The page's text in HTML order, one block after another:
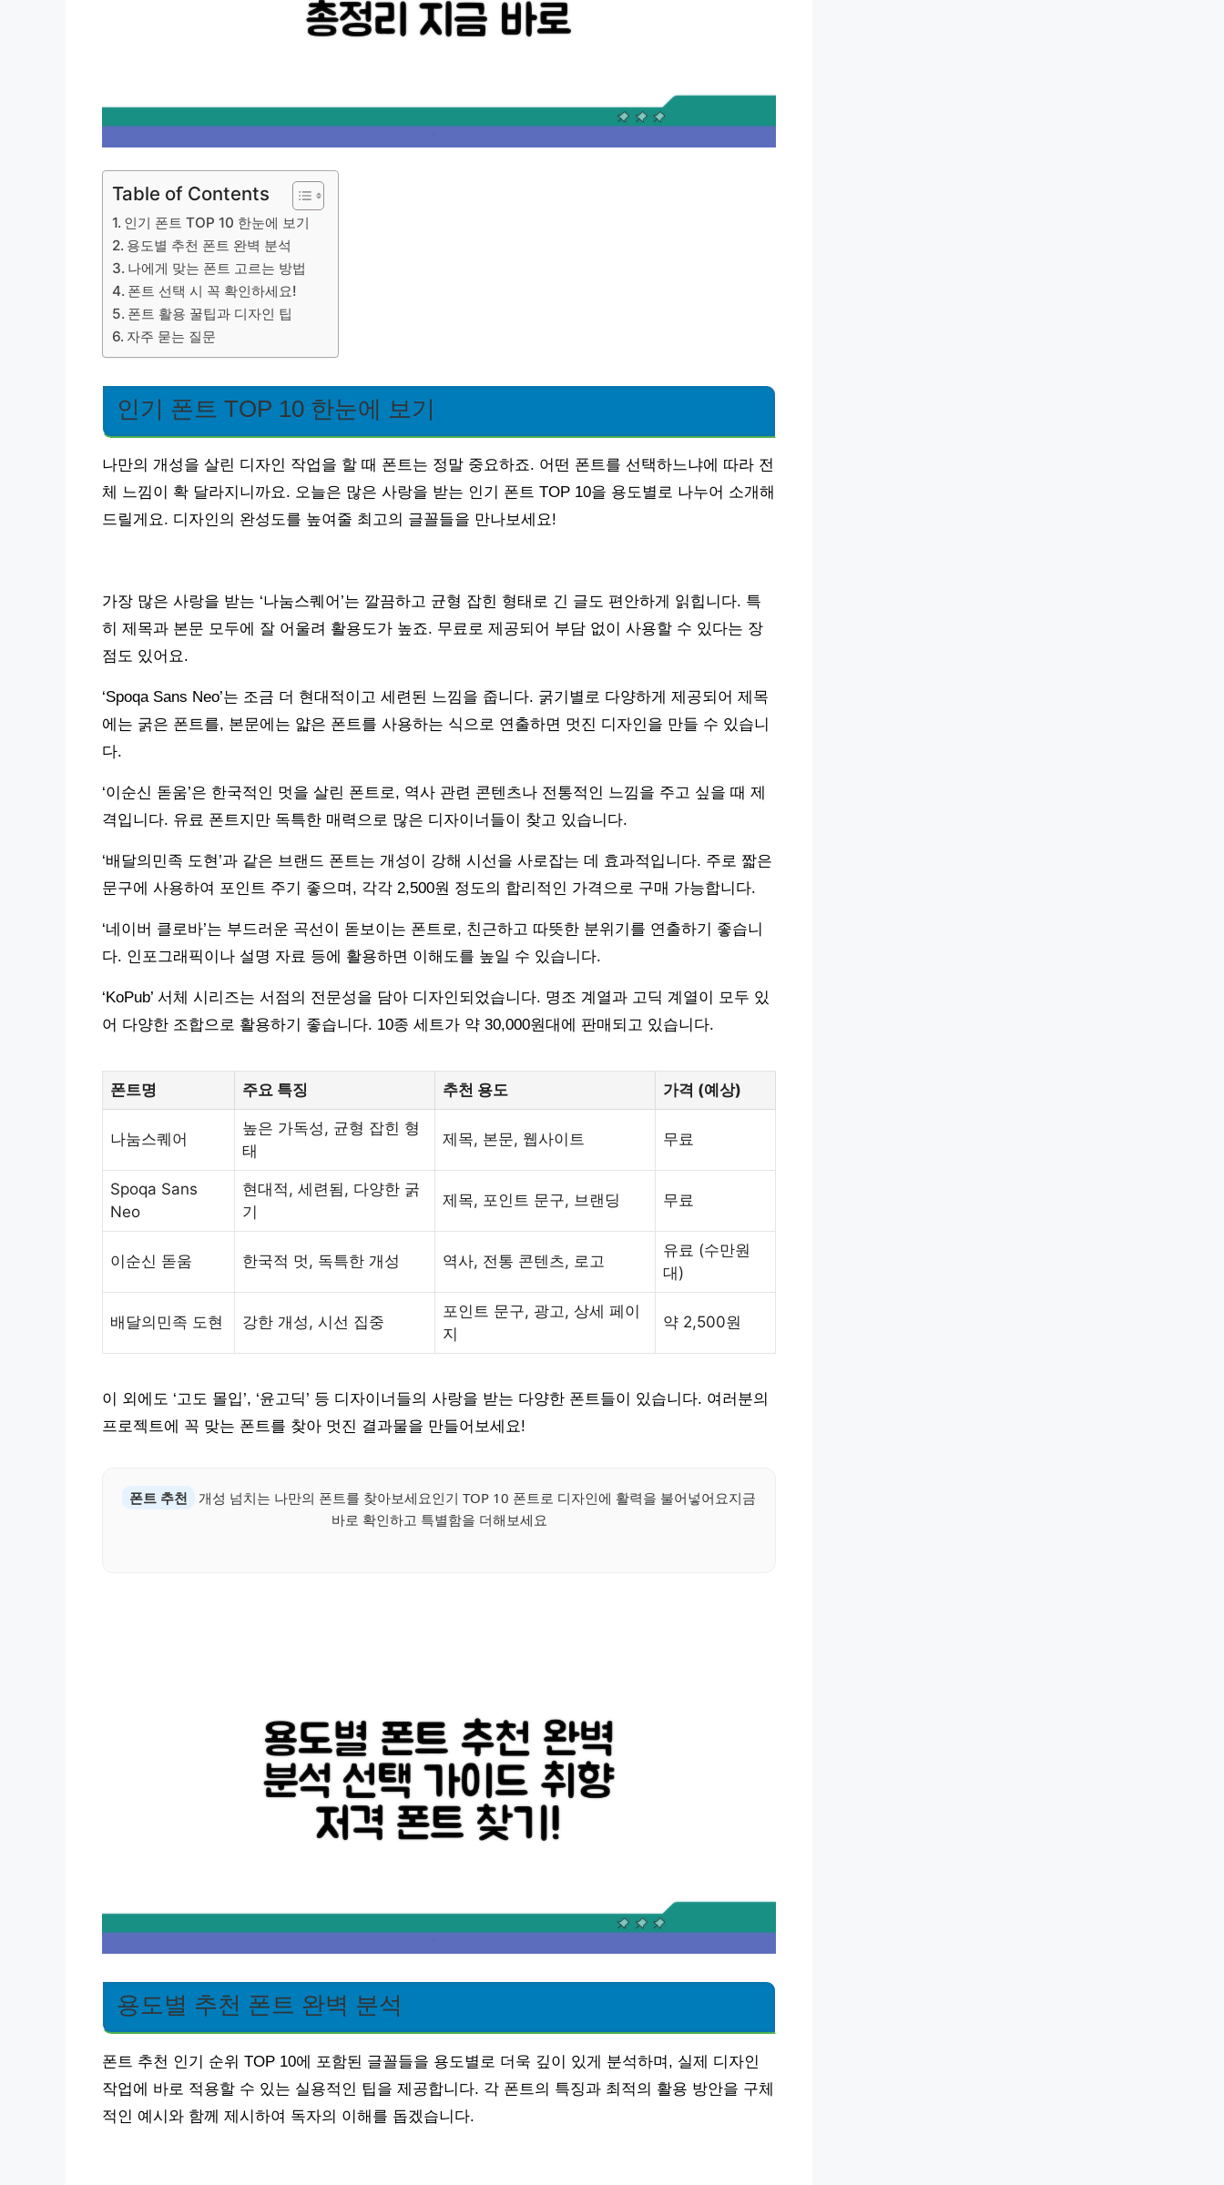
Table of Contents
인기 폰트 TOP 10 한눈에 보기
용도별 추천 폰트 완벽 분석
나에게 맞는 폰트 고르는 방법
폰트 선택 시 꼭 확인하세요!
폰트 활용 꿀팁과 디자인 팁
자주 묻는 질문
인기 폰트 TOP 10 한눈에 보기
나만의 개성을 살린 디자인 작업을 할 때 폰트는 정말 중요하죠. 어떤 폰트를 선택하느냐에 따라 전
체 느낌이 확 달라지니까요. 오늘은 많은 사랑을 받는 인기 폰트 TOP 10을 용도별로 나누어 소개해
드릴게요. 디자인의 완성도를 높여줄 최고의 글꼴들을 만나보세요!
가장 많은 사랑을 받는 ‘나눔스퀘어’는 깔끔하고 균형 잡힌 형태로 긴 글도 편안하게 읽힙니다. 특
히 제목과 본문 모두에 잘 어울려 활용도가 높죠. 무료로 제공되어 부담 없이 사용할 수 있다는 장
점도 있어요.
‘Spoqa Sans Neo’는 조금 더 현대적이고 세련된 느낌을 줍니다. 굵기별로 다양하게 제공되어 제목
에는 굵은 폰트를, 본문에는 얇은 폰트를 사용하는 식으로 연출하면 멋진 디자인을 만들 수 있습니
다.
‘이순신 돋움’은 한국적인 멋을 살린 폰트로, 역사 관련 콘텐츠나 전통적인 느낌을 주고 싶을 때 제
격입니다. 유료 폰트지만 독특한 매력으로 많은 디자이너들이 찾고 있습니다.
‘배달의민족 도현’과 같은 브랜드 폰트는 개성이 강해 시선을 사로잡는 데 효과적입니다. 주로 짧은
문구에 사용하여 포인트 주기 좋으며, 각각 2,500원 정도의 합리적인 가격으로 구매 가능합니다.
‘네이버 클로바’는 부드러운 곡선이 돋보이는 폰트로, 친근하고 따뜻한 분위기를 연출하기 좋습니
다. 인포그래픽이나 설명 자료 등에 활용하면 이해도를 높일 수 있습니다.
‘KoPub’ 서체 시리즈는 서점의 전문성을 담아 디자인되었습니다. 명조 계열과 고딕 계열이 모두 있
어 다양한 조합으로 활용하기 좋습니다. 10종 세트가 약 30,000원대에 판매되고 있습니다.
폰트명 주요 특징 추천 용도 가격 (예상)
나눔스퀘어
높은 가독성, 균형 잡힌 형
태
제목, 본문, 웹사이트 무료
Spoqa Sans
Neo
현대적, 세련됨, 다양한 굵
기
제목, 포인트 문구, 브랜딩 무료
이순신 돋움 한국적 멋, 독특한 개성 역사, 전통 콘텐츠, 로고
유료 (수만원
대)
배달의민족 도현 강한 개성, 시선 집중
포인트 문구, 광고, 상세 페이
지
약 2,500원
이 외에도 ‘고도 몰입’, ‘윤고딕’ 등 디자이너들의 사랑을 받는 다양한 폰트들이 있습니다. 여러분의
프로젝트에 꼭 맞는 폰트를 찾아 멋진 결과물을 만들어보세요!
폰트 추천
개성 넘치는 나만의 폰트를 찾아보세요인기 TOP 10 폰트로 디자인에 활력을 불어넣어요지금
바로 확인하고 특별함을 더해보세요
용도별 추천 폰트 완벽 분석
폰트 추천 인기 순위 TOP 10에 포함된 글꼴들을 용도별로 더욱 깊이 있게 분석하며, 실제 디자인
작업에 바로 적용할 수 있는 실용적인 팁을 제공합니다. 각 폰트의 특징과 최적의 활용 방안을 구체
적인 예시와 함께 제시하여 독자의 이해를 돕겠습니다.